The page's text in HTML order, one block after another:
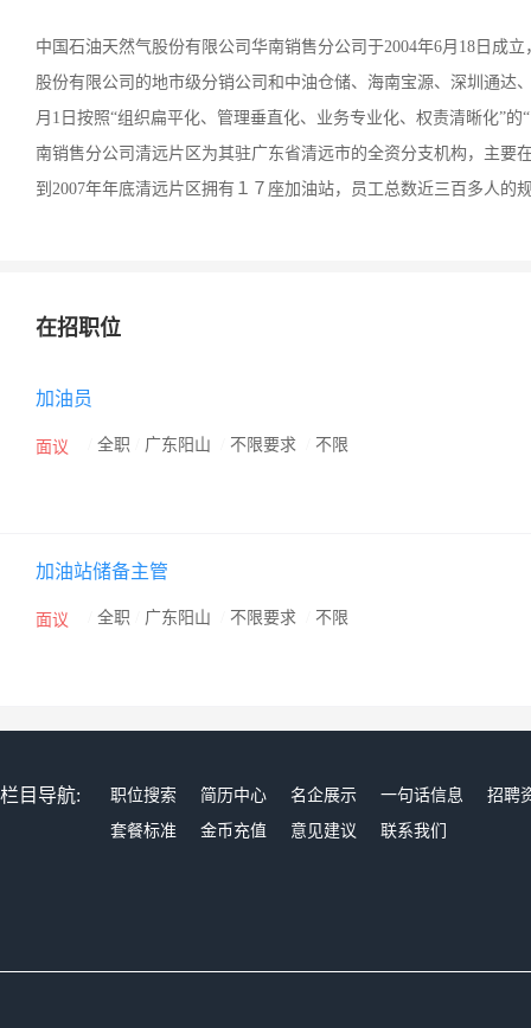
中国石油天然气股份有限公司华南销售分公司于2004年6月18日成
股份有限公司的地市级分销公司和中油仓储、海南宝源、深圳通达
月1日按照“组织扁平化、管理垂直化、业务专业化、权责清晰化”
南销售分公司清远片区为其驻广东省清远市的全资分支机构，主要
到2007年年底清远片区拥有１７座加油站，员工总数近三百多人的
在招职位
加油员
面议 全职 广东阳山 不限要求 不限
加油站储备主管
面议 全职 广东阳山 不限要求 不限
栏目导航: 职位搜索 简历中心 名企展示 一句话信息
招聘
套餐标准
金币充值 意见建议 联系我们